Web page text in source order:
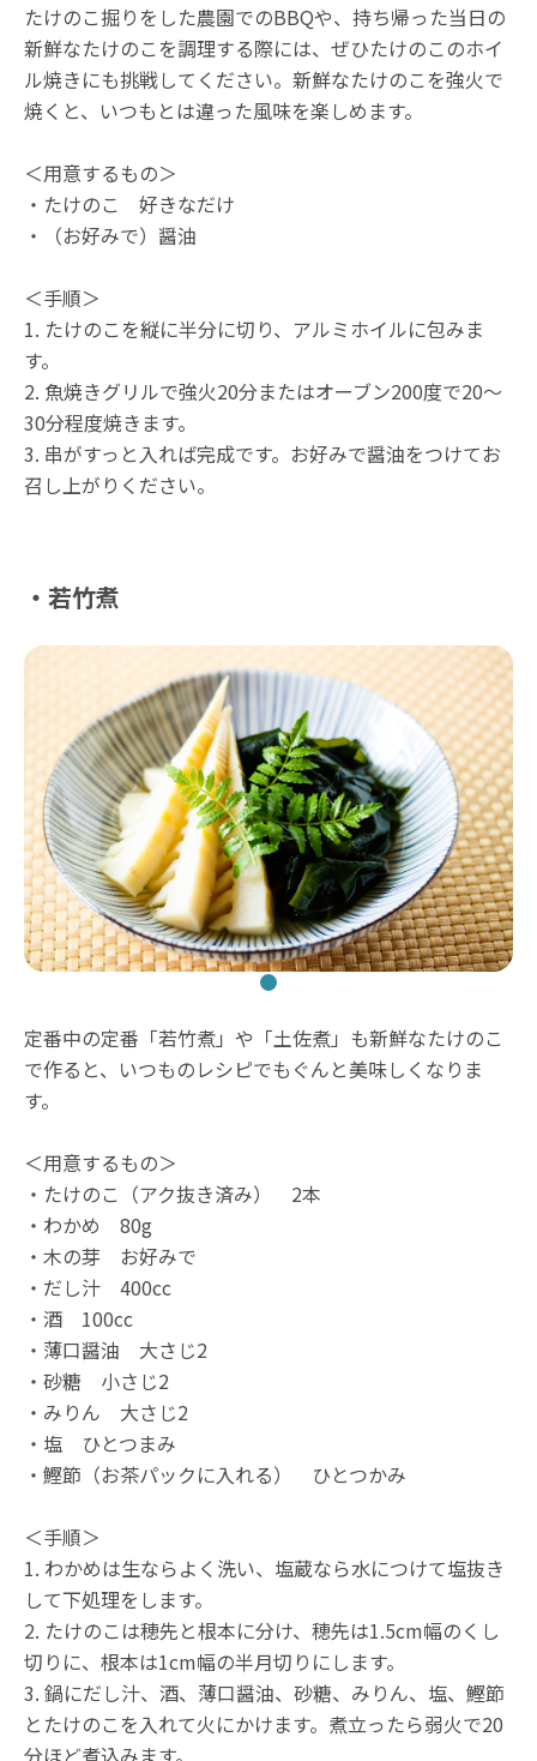
たけのこ掘りをした農園でのBBQや、持ち帰った当日の
新鮮なたけのこを調理する際には、ぜひたけのこのホイ
ル焼きにも挑戦してください。新鮮なたけのこを強火で
焼くと、いつもとは違った風味を楽しめます。
＜用意するもの＞
・たけのこ 好きなだけ
・（お好みで）醤油
＜手順＞
1. たけのこを縦に半分に切り、アルミホイルに包みま
す。
2. 魚焼きグリルで強火20分またはオーブン200度で20〜
30分程度焼きます。
3. 串がすっと入れば完成です。お好みで醤油をつけてお
召し上がりください。
・若竹煮
定番中の定番「若竹煮」や「土佐煮」も新鮮なたけのこ
で作ると、いつものレシピでもぐんと美味しくなりま
す。
＜用意するもの＞
・たけのこ（アク抜き済み） 2本
・わかめ 80g
・木の芽 お好みで
・だし汁 400cc
・酒 100cc
・薄口醤油 大さじ2
・砂糖 小さじ2
・みりん 大さじ2
・塩 ひとつまみ
・鰹節（お茶パックに入れる） ひとつかみ
＜手順＞
1. わかめは生ならよく洗い、塩蔵なら水につけて塩抜き
して下処理をします。
2. たけのこは穂先と根本に分け、穂先は1.5cm幅のくし
切りに、根本は1cm幅の半月切りにします。
3. 鍋にだし汁、酒、薄口醤油、砂糖、みりん、塩、鰹節
とたけのこを入れて火にかけます。煮立ったら弱火で20
分ほど煮込みます。